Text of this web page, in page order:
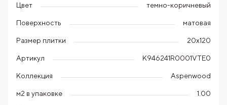
Цвет темно-коричневый
Поверхность матовая
Размер плитки 20х120
Артикул K946241R0001VTE0
Коллекция Aspenwood
м2 в упаковке 1.00